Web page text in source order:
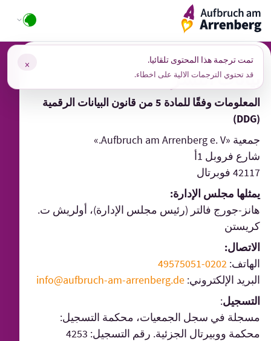
Skip
content
ArrenbergApp
آخر تعديل: 09.05.2026, 06:05 Uhr
بيانات النشر
المعلومات وفقًا للمادة 5 من قانون البيانات الرقمية
(DDG)
جمعية «Aufbruch am Arrenberg e. V.»
شارع فروبل 1أ
42117 فوبرتال
يمثلها مجلس الإدارة:
هانز-جورج فالتر (رئيس مجلس الإدارة)، أولريش ت.
كريستن
الاتصال:
الهاتف: 0202-49575051
البريد الإلكتروني: info@aufbruch-am-arrenberg.de
التسجيل:
مسجلة في سجل الجمعيات، محكمة التسجيل:
محكمة ووبيرتال الجزئية. رقم التسجيل: 4253
تمت ترجمة هذا المحتوى تلقائيا.
قد تحتوي الترجمات الالية على اخطاء.
×